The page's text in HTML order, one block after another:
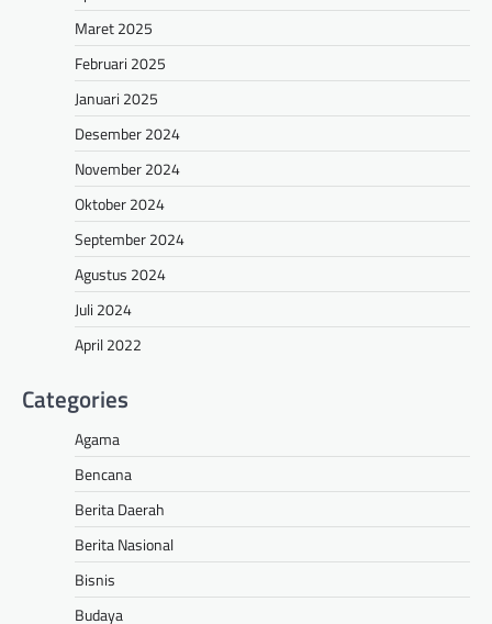
Maret 2025
Februari 2025
Januari 2025
Desember 2024
November 2024
Oktober 2024
September 2024
Agustus 2024
Juli 2024
April 2022
Categories
Agama
Bencana
Berita Daerah
Berita Nasional
Bisnis
Budaya